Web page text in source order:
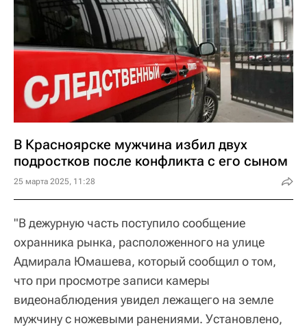
В Красноярске мужчина избил двух
подростков после конфликта с его сыном
25 марта 2025, 11:28
"В дежурную часть поступило сообщение
охранника рынка, расположенного на улице
Адмирала Юмашева, который сообщил о том,
что при просмотре записи камеры
видеонаблюдения увидел лежащего на земле
мужчину с ножевыми ранениями. Установлено,